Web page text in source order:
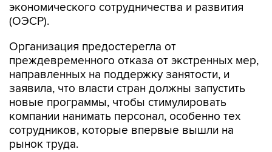
экономического сотрудничества и развития
(ОЭСР).
Организация предостерегла от
преждевременного отказа от экстренных мер,
направленных на поддержку занятости, и
заявила, что власти стран должны запустить
новые программы, чтобы стимулировать
компании нанимать персонал, особенно тех
сотрудников, которые впервые вышли на
рынок труда.